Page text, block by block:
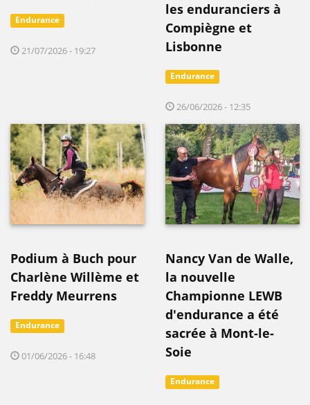
Endurance
21/07/2026 - 19:27
les enduranciers à
Compiègne et
Lisbonne
Endurance
26/06/2026 - 12:35
Podium à Buch pour
Charlène Willème et
Freddy Meurrens
Endurance
01/06/2026 - 16:48
Nancy Van de Walle,
la nouvelle
Championne LEWB
d'endurance a été
sacrée à Mont-le-
Soie
Endurance